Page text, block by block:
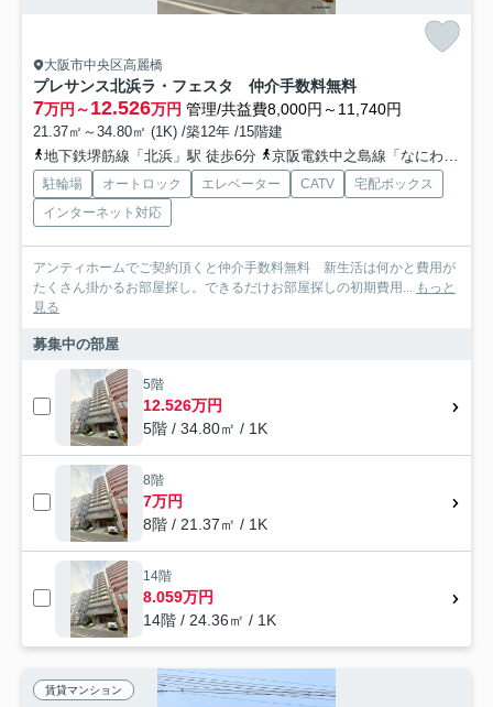
大阪市中央区高麗橋
プレサンス北浜ラ・フェスタ 仲介手数料無料
7万円～12.526万円 管理/共益費8,000円～11,740円
21.37㎡～34.80㎡ (1K) /築12年 /15階建
地下鉄堺筋線「北浜」駅 徒歩6分
京阪電鉄中之島線「なにわ橋」駅 徒歩9分
駐輪場 オートロック エレベーター CATV
宅配ボックス
インターネット対応
アンティホームでご契約頂くと仲介手数料無料 新生活は何かと費用が
たくさん掛かるお部屋探し。できるだけお部屋探しの初期費用...
もっと
見る
募集中の部屋
5階
12.526万円
5階 / 34.80㎡ / 1K
8階
7万円
8階 / 21.37㎡ / 1K
14階
8.059万円
14階 / 24.36㎡ / 1K
賃貸マンション